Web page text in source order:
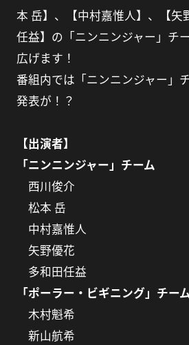
本 岳】、【中村嘉惟人】、【矢
任益】の「ニンニンジャー」チ
広げます！
番組内では「ニンニンジャー」
発表が！？
【出演者】
「ニンニンジャー」チーム
西川俊介
松本 岳
中村嘉惟人
矢野優花
多和田任益
「ポーラー・ビギニング」チー
木村魁希
新山航希